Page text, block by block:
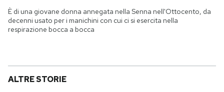
È di una giovane donna annegata nella Senna nell'Ottocento, da
decenni usato per i manichini con cui ci si esercita nella
respirazione bocca a bocca
ALTRE STORIE